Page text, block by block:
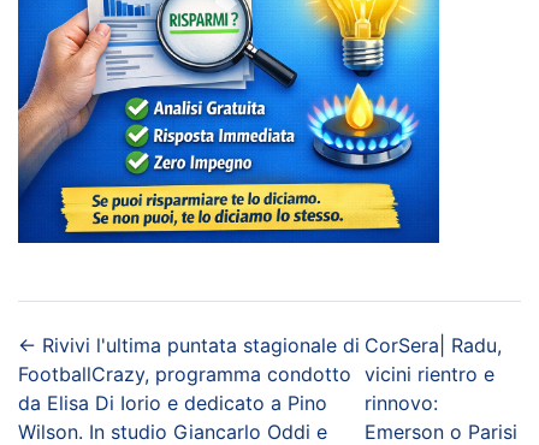
← Rivivi l'ultima puntata stagionale di
FootballCrazy, programma condotto
da Elisa Di Iorio e dedicato a Pino
Wilson. In studio Giancarlo Oddi e
CorSera| Radu,
vicini rientro e
rinnovo:
Emerson o Parisi